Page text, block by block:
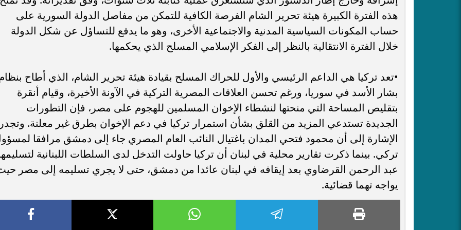
هذه الفترة الكبيرة هيئة تحرير الشام الفرصة الكافية للتمكن من مفاصل الدولة السورية على
حساب المكونات السياسية المدنية والاجتماعية الأخرى، وهو ما يدفع للتساؤل عن شكل الدولة
خلال الفترة الانتقالية بالنظر إلى الفكر الإسلامي المسلح الذي يحكمها.
•​تعد تركيا هي الداعم الرئيسي والأول للحراك المسلح بقيادة هيئة تحرير الشام، الذي أطاح
بشار الأسد في سوريا، ورغم تحسن العلاقات المصرية التركية في الآونة الأخيرة، وقيام أنقرة
بتقليص المساحة التي منحتها لنشطاء الإخوان المسلمين للهجوم على مصر، فإن التطورات
الجديدة تستدعي المزيد من القلق بشأن استمرار تركيا في دعم الإخوان بطرق غير معلنة.
الإشارة إلى أن محمود فتحي المدان باغتيال النائب العام المصري جاء إلى دمشق مرافقا
تركي. بينما ذكرت تقارير محلية في لبنان أن تركيا حاولت التدخل لدى السلطات اللبنانية
عبد الرحمن القرضاوي بعد إيقافه في لبنان عائدا من دمشق، حتى لا يجري تسليمه إلى مصر
يواجه تهما قضائية.